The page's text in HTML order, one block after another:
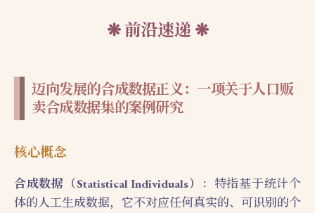
前沿速递
迈向发展的合成数据正义：一项关于人口贩
卖合成数据集的案例研究
核心概念
合成数据（Statistical Individuals）
：特指基于统计个
体的人工生成数据，它不对应任何真实的、可识别的个